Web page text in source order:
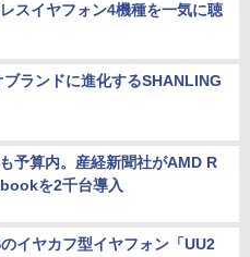
スイヤフォン4機種を一気に聴
ランドに進化するSHANLING
予算内。産経新聞社がAMD R
を2千台導入
イヤカフ型イヤフォン「UU2